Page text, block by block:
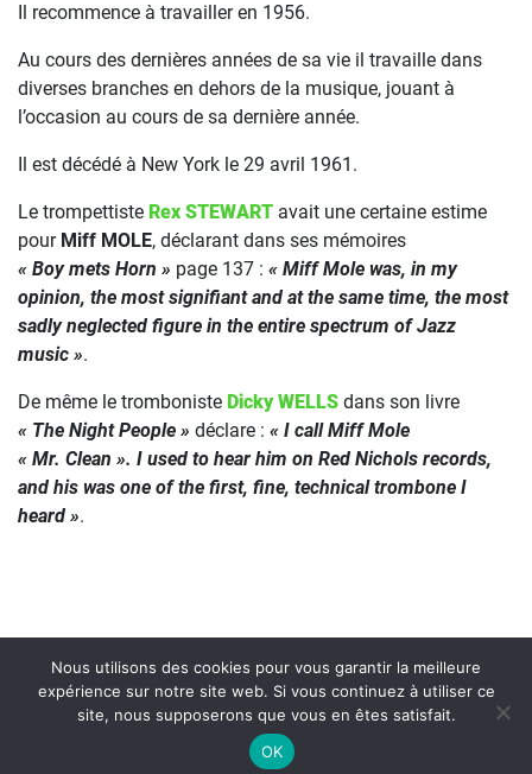
Il recommence à travailler en 1956.
Au cours des dernières années de sa vie il travaille dans
diverses branches en dehors de la musique, jouant à
l’occasion au cours de sa dernière année.
Il est décédé à New York le 29 avril 1961.
Le trompettiste Rex STEWART avait une certaine estime
pour Miff MOLE, déclarant dans ses mémoires
« Boy mets Horn » page 137 : « Miff Mole was, in my
opinion, the most signifiant and at the same time, the most
sadly neglected figure in the entire spectrum of Jazz
music ».
De même le tromboniste Dicky WELLS dans son livre
« The Night People » déclare : « I call Miff Mole
« Mr. Clean ». I used to hear him on Red Nichols records,
and his was one of the first, fine, technical trombone I
heard ».
On Air : OTIS SPANN
Ain't nobody's business
Nous utilisons des cookies pour vous garantir la meilleure
expérience sur notre site web. Si vous continuez à utiliser ce
site, nous supposerons que vous en êtes satisfait.
OK